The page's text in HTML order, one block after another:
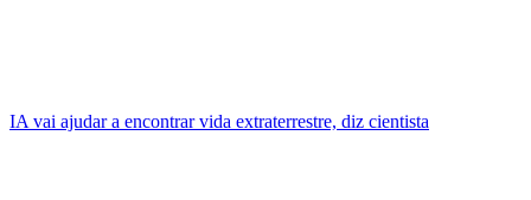
IA vai ajudar a encontrar vida extraterrestre, diz cientista